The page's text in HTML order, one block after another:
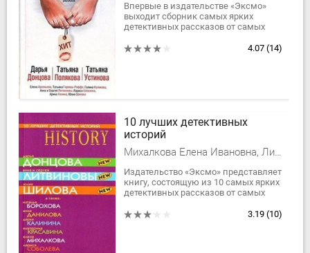
Впервые в издательстве «Эксмо»
выходит сборник самых ярких
детективных рассказов от самых
Краткие остросюжетные истории
4.07 (14)
10 лучших детективных
историй
Михалкова Елена Ивановна, Литвиновы Анна и Сергей, Шилова Юлия Витальевна, Солнцева Наталья, Калинина Дарья Александровна, Донцова Дарья Аркадьевна, Дубчак Анна Васильевна, Борохова Наталья Евгеньевна, Соболева Лариса Павловна, Екатерина Станиславовна Красавина
Издательство «Эксмо» представляет
книгу, состоящую из 10 самых ярких
детективных рассказов от самых
остросюжетные истории вместили
3.19 (10)